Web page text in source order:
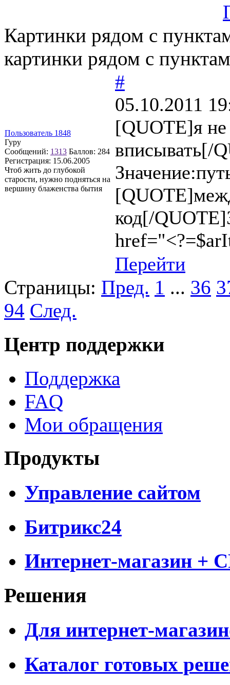
Картинки рядом с
картинки рядом с
Пользователь 1848
Гуру
Сообщений: 1313 Баллов: 284
Регистрация: 15.06.2005
Чтоб жить до глубокой
старости, нужно подняться на
вершину блаженства бытия
#
05.10.2011
[QUOTE]я не
вписывать[/
код[/
Перейти
Страницы: Пред. 1 ... 36
94 След.
Центр поддержки
Поддержка
FAQ
Мои обращения
Продукты
Управление сайтом
Битрикс24
Интернет-магазин +
Решения
Для интернет-
Каталог готовых